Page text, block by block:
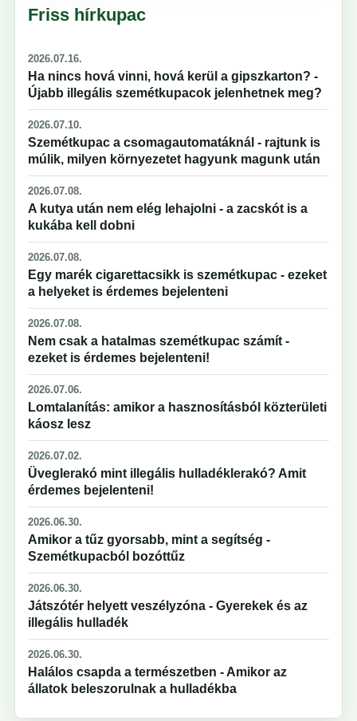
Friss hírkupac
2026.07.16.
Ha nincs hová vinni, hová kerül a gipszkarton? -
Újabb illegális szemétkupacok jelenhetnek meg?
2026.07.10.
Szemétkupac a csomagautomatáknál - rajtunk is
múlik, milyen környezetet hagyunk magunk után
2026.07.08.
A kutya után nem elég lehajolni - a zacskót is a
kukába kell dobni
2026.07.08.
Egy marék cigarettacsikk is szemétkupac - ezeket
a helyeket is érdemes bejelenteni
2026.07.08.
Nem csak a hatalmas szemétkupac számít -
ezeket is érdemes bejelenteni!
2026.07.06.
Lomtalanítás: amikor a hasznosításból közterületi
káosz lesz
2026.07.02.
Üveglerakó mint illegális hulladéklerakó? Amit
érdemes bejelenteni!
2026.06.30.
Amikor a tűz gyorsabb, mint a segítség -
Szemétkupacból bozóttűz
2026.06.30.
Játszótér helyett veszélyzóna - Gyerekek és az
illegális hulladék
2026.06.30.
Halálos csapda a természetben - Amikor az
állatok beleszorulnak a hulladékba